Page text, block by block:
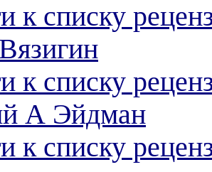
к списку
к списку
А Эйдман
к списку